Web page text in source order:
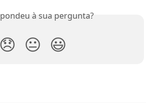
à sua pergunta?
😞 😐 😃